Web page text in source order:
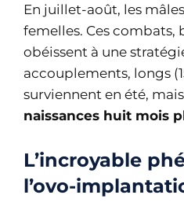
En juillet-août, les
femelles. Ces combats,
obéissent à une
accouplements, longs
surviennent en été,
naissances huit mois
L’incroyable
l’ovo-